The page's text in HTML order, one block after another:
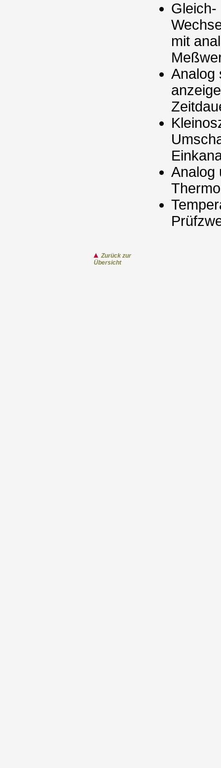
Gleich-
mit
Analog
Analog
Zurück zur
Übersicht